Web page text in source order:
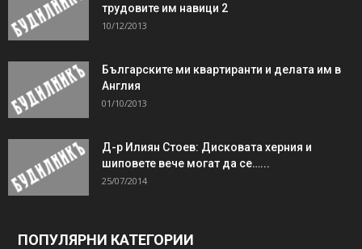
трудовите им навици 2
10/12/2013
Българските ми квартиранти и делата им в
Англия
01/10/2013
Д-р Илиян Стоев: Дисковата херния и
шиповете вече могат да се…...
25/07/2014
ПОПУЛЯРНИ КАТЕГОРИИ